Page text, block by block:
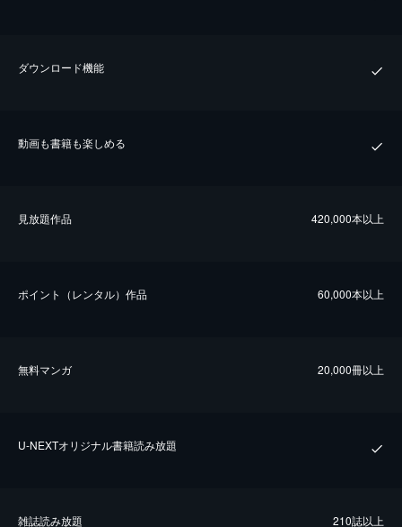
ダウンロード機能
動画も書籍も楽しめる
⾒放題作品 420,000本以上
ポイント（レンタル）作品 60,000本以上
無料マンガ 20,000冊以上
U-NEXTオリジナル書籍読み放題
雑誌読み放題 210誌以上